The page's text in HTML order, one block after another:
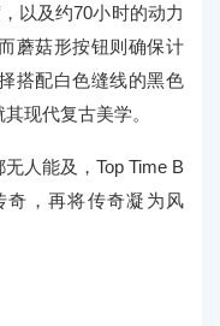
以及约70小时的动力
蘑菇形按钮则确保计
搭配白色缝线的黑色
现代复古美学。
人能及，Top Time B
奇，再将传奇凝为风